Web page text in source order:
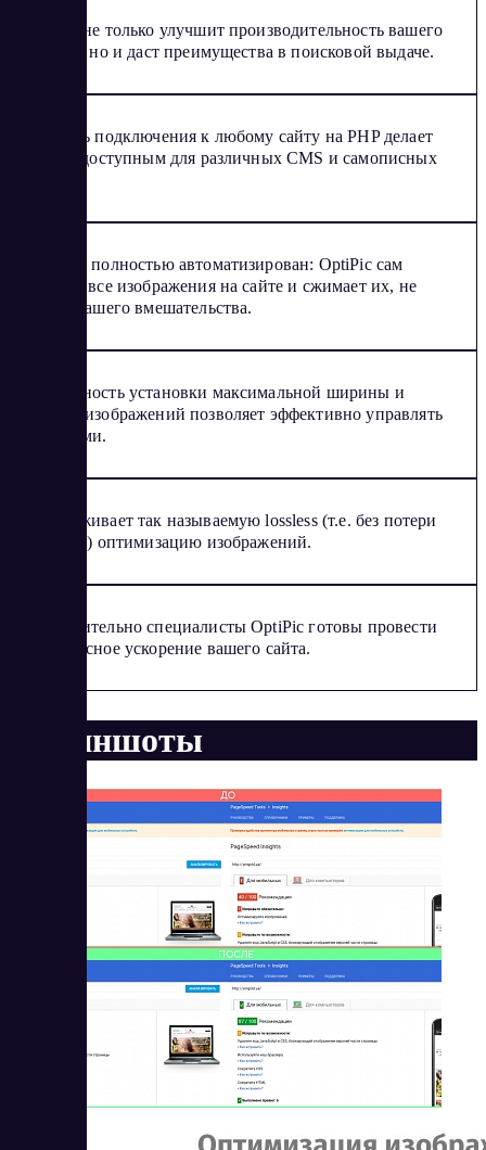
Сервис не только улучшит производительность вашего
ресурса, но и даст преимущества в поисковой выдаче.
Легкость подключения к любому сайту на PHP делает
OptiPic доступным для различных CMS и самописных
Процесс полностью автоматизирован: OptiPic сам
находит все изображения на сайте и сжимает их, не
требуя вашего вмешательства.
Возможность установки максимальной ширины и
высоты изображений позволяет эффективно управлять
размерами.
Поддерживает так называемую lossless (т.е. без потери
качества) оптимизацию изображений.
Дополнительно специалисты OptiPic готовы провести
комплексное ускорение вашего сайта.
Скриншоты